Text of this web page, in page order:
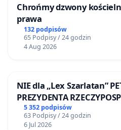
Chrońmy dzwony
prawa
132 podpisów
65 Podpisy / 24 godzin
4 Aug 2026
NIE dla „Lex Szarlatan”
PREZYDENTA
5 352 podpisów
63 Podpisy / 24 godzin
6 Jul 2026